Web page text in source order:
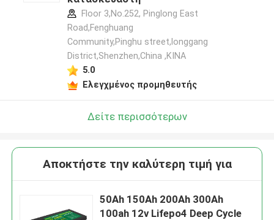
Floor 3,No.252, Pinglong East
Road,Fenghuang
Community,Pinghu street,longgang
District,Shenzhen,China ,ΚΙΝΑ
5.0
Ελεγχμένος προμηθευτής
Δείτε περισσότερων
Αποκτήστε την καλύτερη τιμή για
50Ah 150Ah 200Ah 300Ah
100ah 12v Lifepo4 Deep Cycle